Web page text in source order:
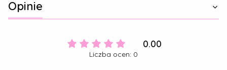
Opinie
0.00
Liczba ocen: 0